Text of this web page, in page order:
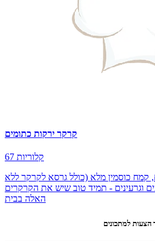
קרקר ירקות כתומים
67 קלוריות
קמח כוסמין מלא (כולל גרסא לקרקר ללא
וגרעינים - תמיד טוב שיש את הקרקרים
האלה בבית
הצעות למתכונים